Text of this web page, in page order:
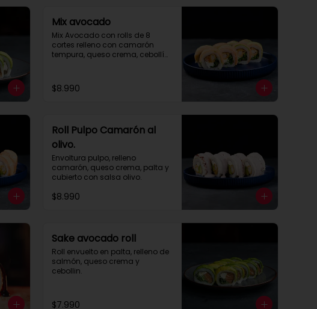
Mix avocado
Mix Avocado con rolls de 8
cortes relleno con camarón
tempura, queso crema, cebollín
y toques de merquén.
$8.990
Roll Pulpo Camarón al
olivo.
Envoltura pulpo, relleno
camarón, queso crema, palta y
cubierto con salsa olivo.
$8.990
Sake avocado roll
Roll envuelto en palta, relleno de
salmón, queso crema y
cebollin.
$7.990